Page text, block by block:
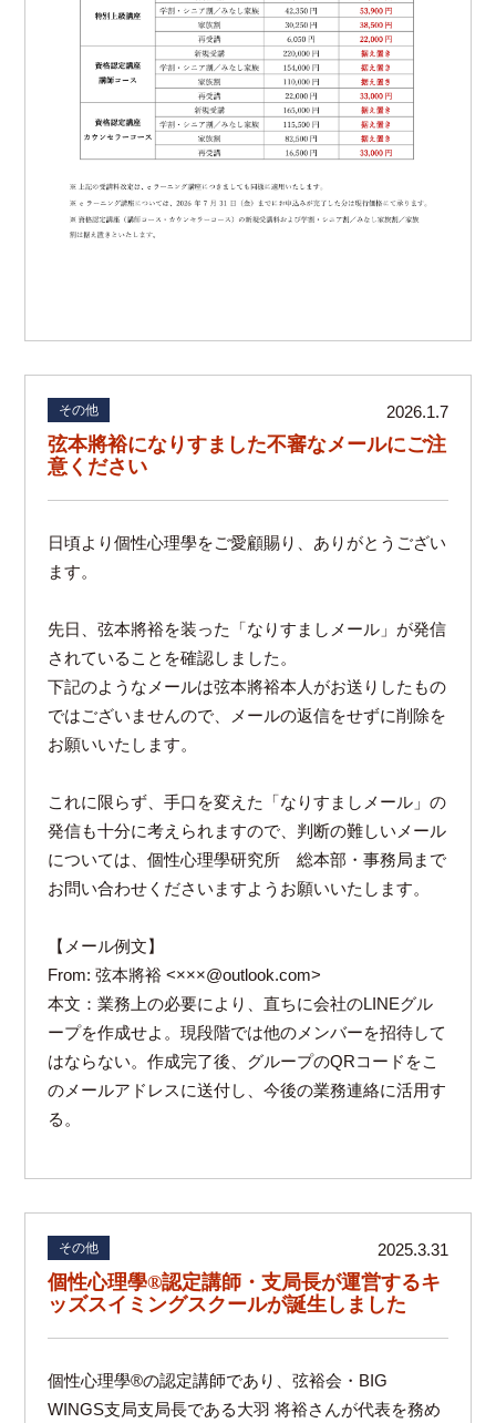
その他 2026.1.7
弦本將裕になりすました不審なメールにご注
意ください
日頃より個性心理學をご愛顧賜り、ありがとうござい
ます。
先日、弦本將裕を装った「なりすましメール」が発信
されていることを確認しました。
下記のようなメールは弦本將裕本人がお送りしたもの
ではございませんので、メールの返信をせずに削除を
お願いいたします。
これに限らず、手口を変えた「なりすましメール」の
発信も十分に考えられますので、判断の難しいメール
については、個性心理學研究所 総本部・事務局まで
お問い合わせくださいますようお願いいたします。
【メール例文】
From: 弦本將裕 <×××@outlook.com>
本文：業務上の必要により、直ちに会社のLINEグル
ープを作成せよ。現段階では他のメンバーを招待して
はならない。作成完了後、グループのQRコードをこ
のメールアドレスに送付し、今後の業務連絡に活用す
る。
その他 2025.3.31
個性心理學®️認定講師・支局長が運営するキ
ッズスイミングスクールが誕生しました
個性心理學®️の認定講師であり、弦裕会・BIG
WINGS支局支局長である大羽 将裕さんが代表を務め